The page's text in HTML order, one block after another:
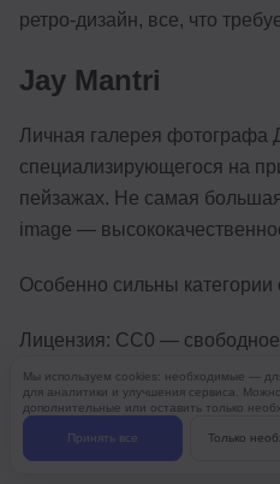
ретро-дизайн, все, что
Jay Mantri
Личная галерея фотографа
специализирующегося на
пейзажах. Не самая
image —
Особенно сильны категории
Лицензия: CC0 —
ограничений.
Лучшая сфера применения:
природой, путешествиями,
Мы используем cookies: необходимые —
для аналитики и улучшения сервиса.
дополнительные или оставить только
Принять все Только